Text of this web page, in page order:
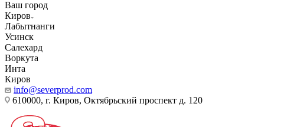
Ваш город
Киров
Лабытнанги
Усинск
Салехард
Воркута
Инта
Киров
info@severprod.com
610000, г. Киров, Октябрьский проспект д. 120